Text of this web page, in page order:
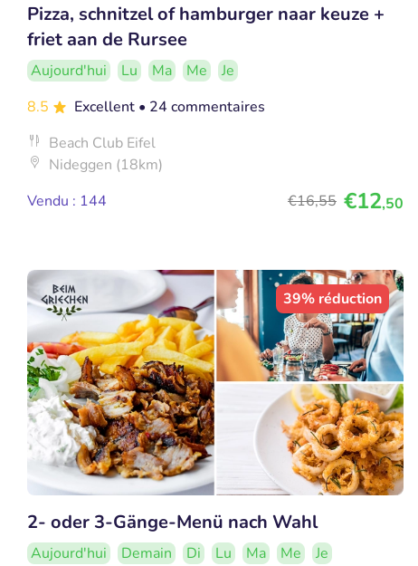
Pizza, schnitzel of hamburger naar keuze +
friet aan de Rursee
Aujourd'hui Lu Ma Me
Je
8.5
Excellent • 24 commentaires
Beach Club Eifel
Nideggen (18km)
Vendu : 144
€16,55 €12,50
39% réduction
2- oder 3-Gänge-Menü nach Wahl
Aujourd'hui Demain Di Lu Ma Me
Je